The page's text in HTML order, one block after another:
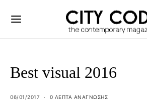
Best visual 2016
06/01/2017 0 ΛΕΠΤΑ ΑΝΆΓΝΩΣΗΣ